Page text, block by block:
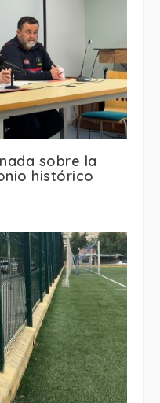
sobre la
histórico